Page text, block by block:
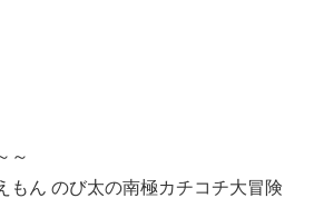
～
もん のび太の南極カチコチ大冒険